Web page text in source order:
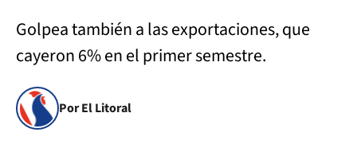
Golpea también a las exportaciones, que
cayeron 6% en el primer semestre.
Por El Litoral